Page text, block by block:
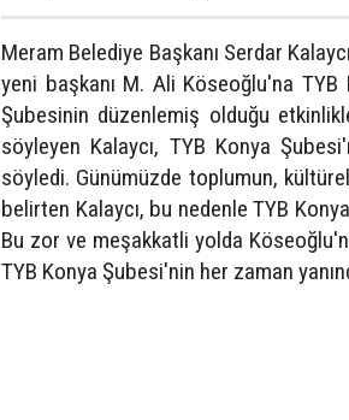
Meram Belediye Başkanı Serdar
yeni başkanı M. Ali Köseoğlu'na TYB
Şubesinin düzenlemiş olduğu
söyleyen Kalaycı, TYB Konya
söyledi. Günümüzde toplumun,
belirten Kalaycı, bu nedenle TYB
Bu zor ve meşakkatli yolda
TYB Konya Şubesi'nin her zaman